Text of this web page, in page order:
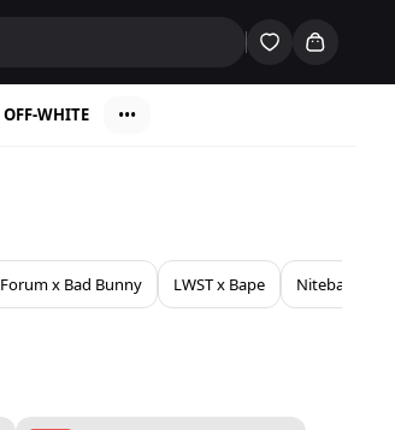
OFF-WHITE •••
Forum x Bad Bunny LWST x Bape Niteball